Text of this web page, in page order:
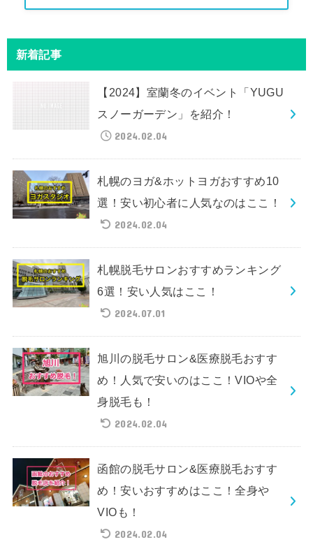
新着記事
【2024】室蘭冬のイベント「YUGU
スノーガーデン」を紹介！
2024.02.04
札幌のヨガ&ホットヨガおすすめ10
選！安い初心者に人気なのはここ！
2024.02.04
札幌脱毛サロンおすすめランキング
6選！安い人気はここ！
2024.07.01
旭川の脱毛サロン&医療脱毛おすす
め！人気で安いのはここ！VIOや全
身脱毛も！
2024.02.04
函館の脱毛サロン&医療脱毛おすす
め！安いおすすめはここ！全身や
VIOも！
2024.02.04